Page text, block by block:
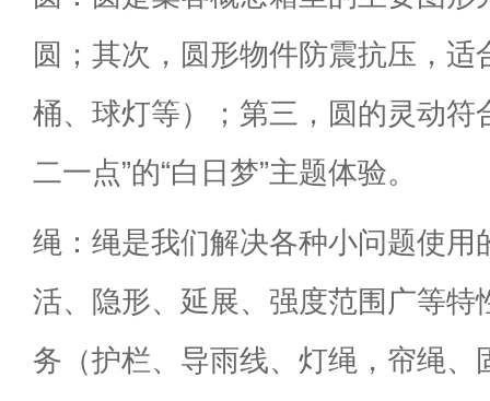
圆；其次，圆形物件防震抗压，适
桶、球灯等）；第三，圆的灵动符
二一点”的“白日梦”主题体验。
绳：绳是我们解决各种小问题使用
活、隐形、延展、强度范围广等特
务（护栏、导雨线、灯绳，帘绳、